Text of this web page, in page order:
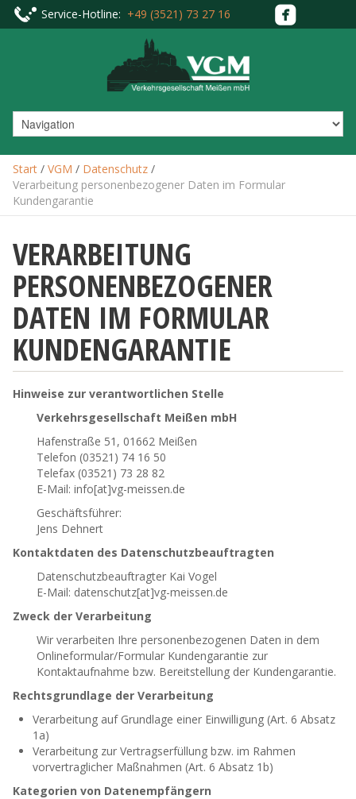
Service-Hotline: +49 (3521) 73 27 16
Start / VGM / Datenschutz /
Verarbeitung personenbezogener Daten im Formular
Kundengarantie
VERARBEITUNG
PERSONENBEZOGENER
DATEN IM FORMULAR
KUNDENGARANTIE
Hinweise zur verantwortlichen Stelle
Verkehrsgesellschaft Meißen mbH
Hafenstraße 51, 01662 Meißen
Telefon (03521) 74 16 50
Telefax (03521) 73 28 82
E-Mail: info[at]vg-meissen.de
Geschäftsführer:
Jens Dehnert
Kontaktdaten des Datenschutzbeauftragten
Datenschutzbeauftragter Kai Vogel
E-Mail: datenschutz[at]vg-meissen.de
Zweck der Verarbeitung
Wir verarbeiten Ihre personenbezogenen Daten in dem
Onlineformular/Formular Kundengarantie zur
Kontaktaufnahme bzw. Bereitstellung der Kundengarantie.
Rechtsgrundlage der Verarbeitung
Verarbeitung auf Grundlage einer Einwilligung (Art. 6 Absatz
1a)
Verarbeitung zur Vertragserfüllung bzw. im Rahmen
vorvertraglicher Maßnahmen (Art. 6 Absatz 1b)
Kategorien von Datenempfängern